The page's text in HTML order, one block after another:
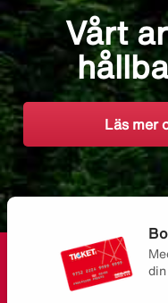
Vårt
Läs mer
din